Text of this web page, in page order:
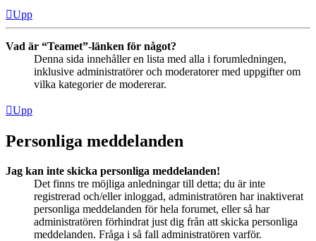
Upp
Vad är “Teamet”-länken för något?
Denna sida innehåller en lista med alla i forumledningen,
inklusive administratörer och moderatorer med uppgifter om
vilka kategorier de modererar.
Upp
Personliga meddelanden
Jag kan inte skicka personliga meddelanden!
Det finns tre möjliga anledningar till detta; du är inte
registrerad och/eller inloggad, administratören har inaktiverat
personliga meddelanden för hela forumet, eller så har
administratören förhindrat just dig från att skicka personliga
meddelanden. Fråga i så fall administratören varför.